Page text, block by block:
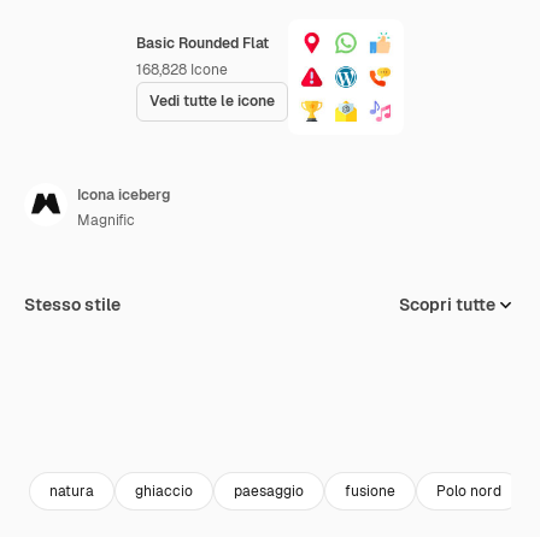
Basic Rounded Flat
168,828 Icone
Vedi tutte le icone
Icona iceberg
Magnific
Stesso stile Scopri tutte
natura ghiaccio paesaggio fusione Polo nord